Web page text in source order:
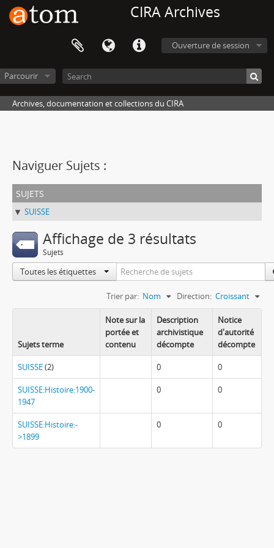
CIRA Archives
Ouverture de session
Parcourir
Archives, documentation et collections du CIRA
Naviguer Sujets :
sujets
SUISSE
Affichage de 3 résultats
Sujets
Toutes les étiquettes
Trier par: Nom Direction: Croissant
Sujets terme
Note sur la
portée et
contenu
Description
archivistique
décompte
Notice
d'autorité
décompte
SUISSE(2) 0 0
SUISSE:Histoire:1900-
1947
0 0
SUISSE:Histoire:-
>1899
0 0